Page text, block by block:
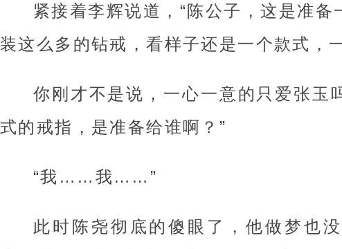
紧接着李辉说道，“陈公子，这是准
装这么多的钻戒，看样子还是一个款式，
你刚才不是说，一心一意的只爱张玉
式的戒指，是准备给谁啊？”
“我……我……”
此时陈尧彻底的傻眼了，他做梦也